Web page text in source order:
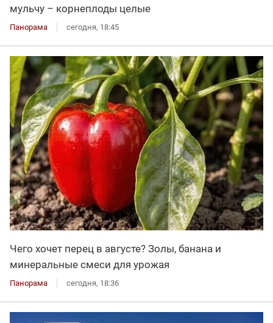
мульчу – корнеплоды целые
Панорама сегодня, 18:45
Чего хочет перец в августе? Золы, банана и
минеральные смеси для урожая
Панорама сегодня, 18:36